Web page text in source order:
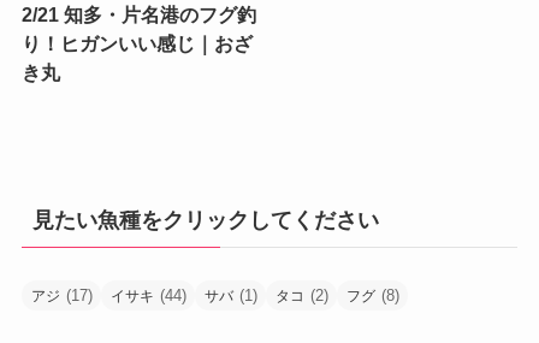
2/21 知多・片名港のフグ釣
り！ヒガンいい感じ｜おざ
き丸
見たい魚種をクリックしてください
アジ (17) イサキ (44) サバ(1) タコ (2) フグ (8)